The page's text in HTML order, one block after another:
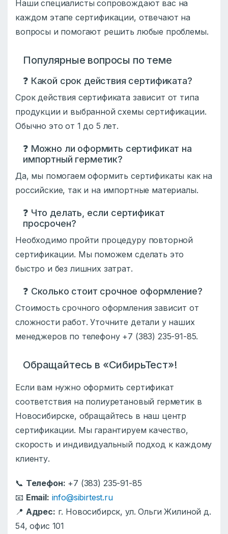
Наши специалисты сопровождают вас на
каждом этапе сертификации, отвечают на
вопросы и помогают решить любые проблемы.
Популярные вопросы по теме
❓ Какой срок действия сертификата?
Срок действия сертификата зависит от типа
продукции и выбранной схемы сертификации.
Обычно это от 1 до 5 лет.
❓ Можно ли оформить сертификат на
импортный герметик?
Да, мы помогаем оформить сертификаты как на
российские, так и на импортные материалы.
❓ Что делать, если сертификат
просрочен?
Необходимо пройти процедуру повторной
сертификации. Мы поможем сделать это
быстро и без лишних затрат.
❓ Сколько стоит срочное оформление?
Стоимость срочного оформления зависит от
сложности работ. Уточните детали у наших
менеджеров по телефону +7 (383) 235-91-85.
Обращайтесь в «СибирьТест»!
Если вам нужно оформить сертификат
соответствия на полиуретановый герметик в
Новосибирске, обращайтесь в наш центр
сертификации. Мы гарантируем качество,
скорость и индивидуальный подход к каждому
клиенту.
📞 Телефон: +7 (383) 235-91-85
📧 Email: info@sibirtest.ru
📍 Адрес: г. Новосибирск, ул. Ольги Жилиной д.
54, офис 101